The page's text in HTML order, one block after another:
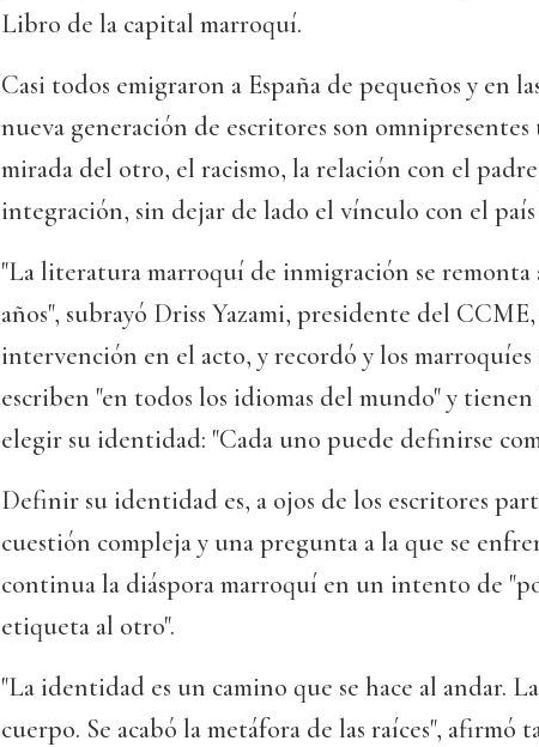
Libro de la capital marroquí.
Casi todos emigraron a España de pequeños y en
nueva generación de escritores son omnipresentes
mirada del otro, el racismo, la relación con el
integración, sin dejar de lado el vínculo con el
"La literatura marroquí de inmigración se remonta
años", subrayó Driss Yazami, presidente del
intervención en el acto, y recordó y los marroquíes
escriben "en todos los idiomas del mundo" y
elegir su identidad: "Cada uno puede definirse
Definir su identidad es, a ojos de los escritores
cuestión compleja y una pregunta a la que se
continua la diáspora marroquí en un intento de
etiqueta al otro".
"La identidad es un camino que se hace al andar.
cuerpo. Se acabó la metáfora de las raíces", afirmó